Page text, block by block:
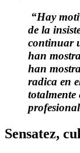
“Hay
de la
continuar
han
han
radica en
totalmente
Sensatez,